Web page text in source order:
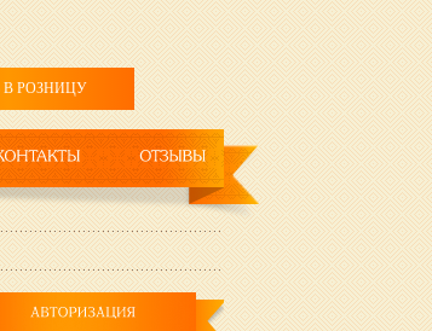
В РОЗНИЦУ